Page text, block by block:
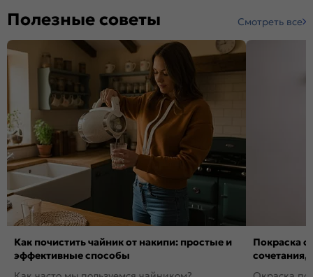
Полезные советы Смотреть все
Как почистить чайник от накипи: простые и
эффективные способы
Покраска
сочетания,